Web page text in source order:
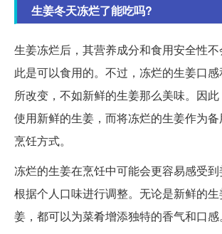
生姜冬天冻烂了能吃吗?
生姜冻烂后，其营养成分和食用安全性
此是可以食用的。不过，冻烂的生姜口
所改变，不如新鲜的生姜那么美味。因
使用新鲜的生姜，而将冻烂的生姜作为
烹饪方式。
冻烂的生姜在烹饪中可能会更容易感受
根据个人口味进行调整。无论是新鲜的
姜，都可以为菜肴增添独特的香气和口感。